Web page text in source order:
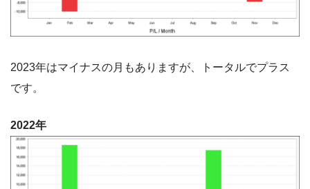
2023年はマイナスの月もありますが、トータルでプラス
です。
2022年